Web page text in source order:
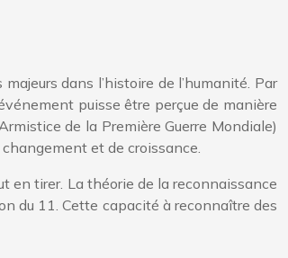
dans l’histoire de l’humanité. Par
puisse être perçue de manière
de la Première Guerre Mondiale)
et de croissance.
en tirer. La théorie de la reconnaissance
du 11. Cette capacité à reconnaître des